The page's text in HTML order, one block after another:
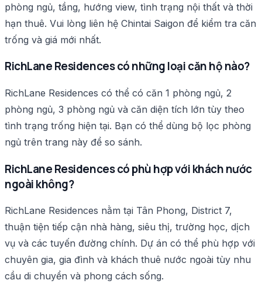
phòng ngủ, tầng, hướng view, tình trạng nội thất và thời
hạn thuê. Vui lòng liên hệ Chintai Saigon để kiểm tra căn
trống và giá mới nhất.
RichLane Residences có những loại căn hộ nào?
RichLane Residences có thể có căn 1 phòng ngủ, 2
phòng ngủ, 3 phòng ngủ và căn diện tích lớn tùy theo
tình trạng trống hiện tại. Bạn có thể dùng bộ lọc phòng
ngủ trên trang này để so sánh.
RichLane Residences có phù hợp với khách nước
ngoài không?
RichLane Residences nằm tại Tân Phong, District 7,
thuận tiện tiếp cận nhà hàng, siêu thị, trường học, dịch
vụ và các tuyến đường chính. Dự án có thể phù hợp với
chuyên gia, gia đình và khách thuê nước ngoài tùy nhu
cầu di chuyển và phong cách sống.